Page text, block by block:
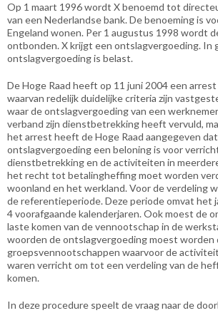
Op 1 maart 1996 wordt X benoemd tot
van een Nederlandse bank. De benoeming is
Engeland wonen. Per 1 augustus 1998 wordt
ontbonden. X krijgt een ontslagvergoeding. In
ontslagvergoeding is belast.
De Hoge Raad heeft op 11 juni 2004 een
waarvan redelijk duidelijke criteria zijn
waar de ontslagvergoeding van een
verband zijn dienstbetrekking heeft vervuld,
het arrest heeft de Hoge Raad aangegeven
ontslagvergoeding een beloning is voor
dienstbetrekking en de activiteiten in
het recht tot betalingheffing moet worden
woonland en het werkland. Voor de verdeling
de referentieperiode. Deze periode omvat het
4 voorafgaande kalenderjaren. Ook moest de
laste komen van de vennootschap in de
woorden de ontslagvergoeding moest worden
groepsvennootschappen waarvoor de
waren verricht om tot een verdeling van de
komen.
In deze procedure speelt de vraag naar de